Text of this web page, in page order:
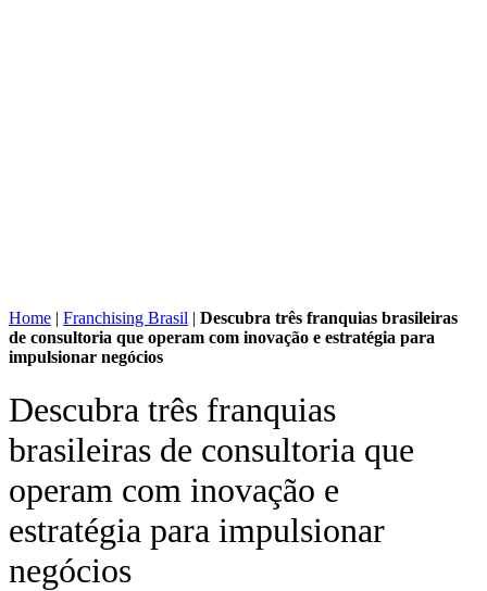
Home | Franchising Brasil | Descubra três franquias brasileiras
de consultoria que operam com inovação e estratégia para
impulsionar negócios
Descubra três franquias
brasileiras de consultoria que
operam com inovação e
estratégia para impulsionar
negócios